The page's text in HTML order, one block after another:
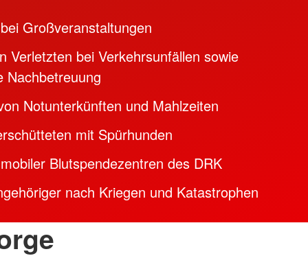
Großveranstaltungen
Verletzten bei Verkehrsunfällen sowie
Nachbetreuung
Notunterkünften und Mahlzeiten
mit Spürhunden
Blutspendezentren des DRK
nach Kriegen und Katastrophen